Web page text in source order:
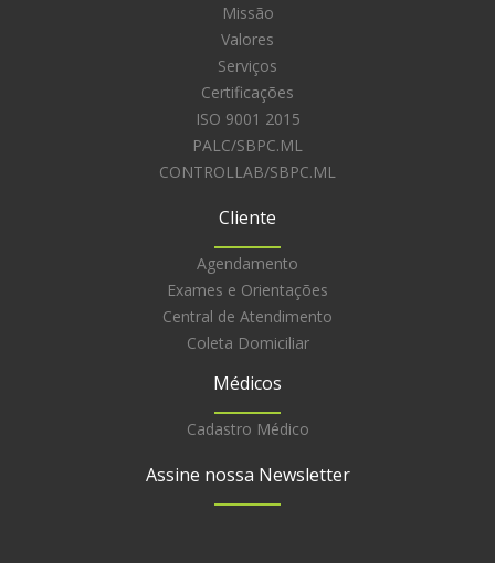
Missão
Valores
Serviços
Certificações
ISO 9001 2015
PALC/SBPC.ML
CONTROLLAB/SBPC.ML
Cliente
Agendamento
Exames e Orientações
Central de Atendimento
Coleta Domiciliar
Médicos
Cadastro Médico
Assine nossa Newsletter